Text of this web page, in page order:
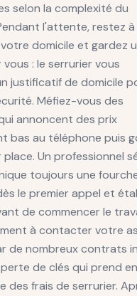
selon la complexité du
l'attente, restez à
domicile et gardez
: le serrurier vous
justificatif de domicile
Méfiez-vous des
annoncent des prix
bas au téléphone puis
Un professionnel
toujours une
le premier appel et
de commencer le
à contacter votre
de nombreux contrats
de clés qui prend
des frais de serrurier.